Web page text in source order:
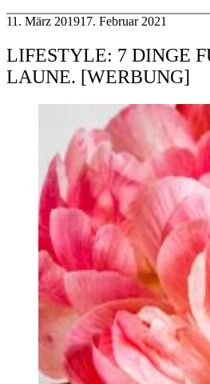
11. März 201917. Februar 2021
LIFESTYLE: 7 DINGE
LAUNE. [WERBUNG]